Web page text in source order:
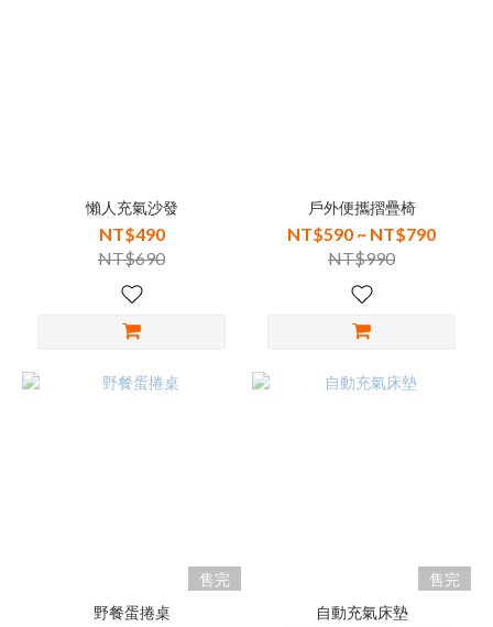
懶人充氣沙發
NT$490
NT$690
戶外便攜摺疊椅
NT$590 ~ NT$790
NT$990
售完
野餐蛋捲桌
售完
自動充氣床墊